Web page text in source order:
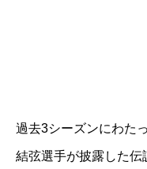
過去3シーズンにわた
結弦選手が披露した